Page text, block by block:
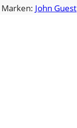
lMarken: John Guest